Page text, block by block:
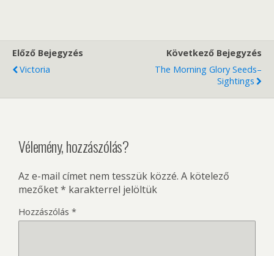
Előző Bejegyzés
Victoria
Következő Bejegyzés
The Morning Glory Seeds–
Sightings
Vélemény, hozzászólás?
Az e-mail címet nem tesszük közzé. A kötelező
mezőket* karakterrel jelöltük
Hozzászólás *